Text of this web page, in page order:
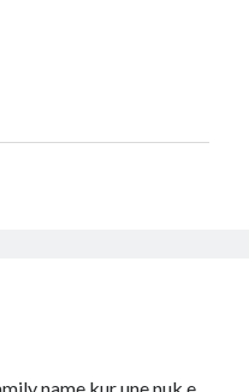
name kur une nuk e